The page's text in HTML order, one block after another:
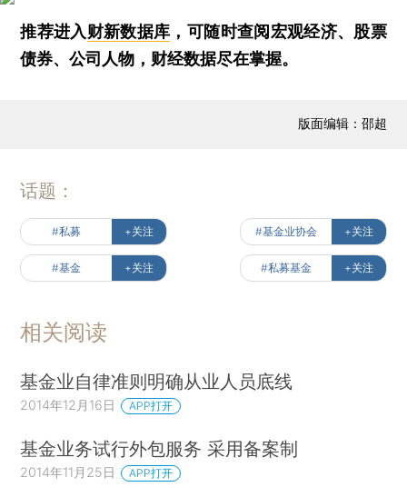
推荐进入财新数据库 ，可随时查阅宏观经济、股票
债券、公司人物，财经数据尽在掌握。
版面编辑：邵超
话题：
#私募 +关注 #基金业协会 +关注
#基金 +关注 #私募基金 +关注
相关阅读
基金业自律准则明确从业人员底线
2014年12月16日 APP打开
基金业务试行外包服务 采用备案制
2014年11月25日 APP打开